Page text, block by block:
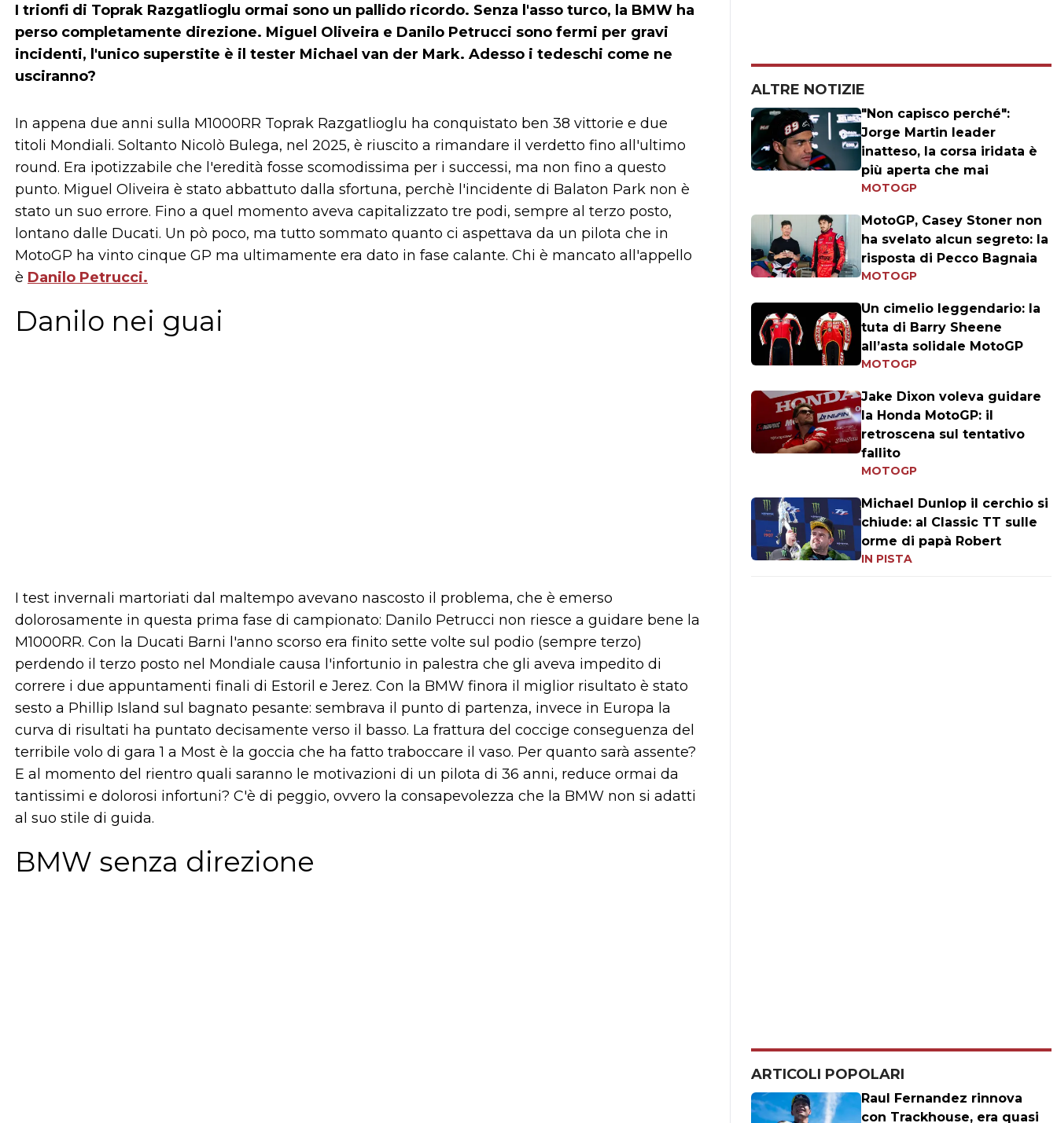
I trionfi di Toprak Razgatlioglu ormai sono un pallido ricordo. Senza l'asso turco, la BMW ha
perso completamente direzione. Miguel Oliveira e Danilo Petrucci sono fermi per gravi
incidenti, l'unico superstite è il tester Michael van der Mark. Adesso i tedeschi come ne
usciranno?
In appena due anni sulla M1000RR Toprak Razgatlioglu ha conquistato ben 38 vittorie e due
titoli Mondiali. Soltanto Nicolò Bulega, nel 2025, è riuscito a rimandare il verdetto fino all'ultimo
round. Era ipotizzabile che l'eredità fosse scomodissima per i successi, ma non fino a questo
punto. Miguel Oliveira è stato abbattuto dalla sfortuna, perchè l'incidente di Balaton Park non è
stato un suo errore. Fino a quel momento aveva capitalizzato tre podi, sempre al terzo posto,
lontano dalle Ducati. Un pò poco, ma tutto sommato quanto ci aspettava da un pilota che in
MotoGP ha vinto cinque GP ma ultimamente era dato in fase calante. Chi è mancato all'appello
è Danilo Petrucci.
Danilo nei guai
I test invernali martoriati dal maltempo avevano nascosto il problema, che è emerso
dolorosamente in questa prima fase di campionato: Danilo Petrucci non riesce a guidare bene la
M1000RR. Con la Ducati Barni l'anno scorso era finito sette volte sul podio (sempre terzo)
perdendo il terzo posto nel Mondiale causa l'infortunio in palestra che gli aveva impedito di
correre i due appuntamenti finali di Estoril e Jerez. Con la BMW finora il miglior risultato è stato
sesto a Phillip Island sul bagnato pesante: sembrava il punto di partenza, invece in Europa la
curva di risultati ha puntato decisamente verso il basso. La frattura del coccige conseguenza del
terribile volo di gara 1 a Most è la goccia che ha fatto traboccare il vaso. Per quanto sarà assente?
E al momento del rientro quali saranno le motivazioni di un pilota di 36 anni, reduce ormai da
tantissimi e dolorosi infortuni? C'è di peggio, ovvero la consapevolezza che la BMW non si adatti
al suo stile di guida.
BMW senza direzione
ALTRE NOTIZIE
"Non capisco perché":
Jorge Martin leader
inatteso, la corsa iridata è
più aperta che mai
MOTOGP
MotoGP, Casey Stoner non
ha svelato alcun segreto: la
risposta di Pecco Bagnaia
MOTOGP
Un cimelio leggendario: la
tuta di Barry Sheene
all’asta solidale MotoGP
MOTOGP
Jake Dixon voleva guidare
la Honda MotoGP: il
retroscena sul tentativo
fallito
MOTOGP
Michael Dunlop il cerchio si
chiude: al Classic TT sulle
orme di papà Robert
IN PISTA
ARTICOLI POPOLARI
Raul Fernandez rinnova
con Trackhouse, era quasi